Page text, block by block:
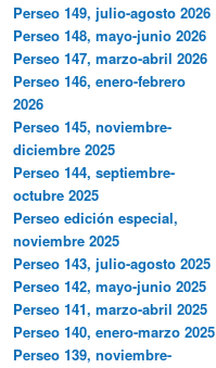
Perseo 149, julio-agosto 2026
Perseo 148, mayo-junio 2026
Perseo 147, marzo-abril 2026
Perseo 146, enero-febrero
2026
Perseo 145, noviembre-
diciembre 2025
Perseo 144, septiembre-
octubre 2025
Perseo edición especial,
noviembre 2025
Perseo 143, julio-agosto 2025
Perseo 142, mayo-junio 2025
Perseo 141, marzo-abril 2025
Perseo 140, enero-marzo 2025
Perseo 139, noviembre-